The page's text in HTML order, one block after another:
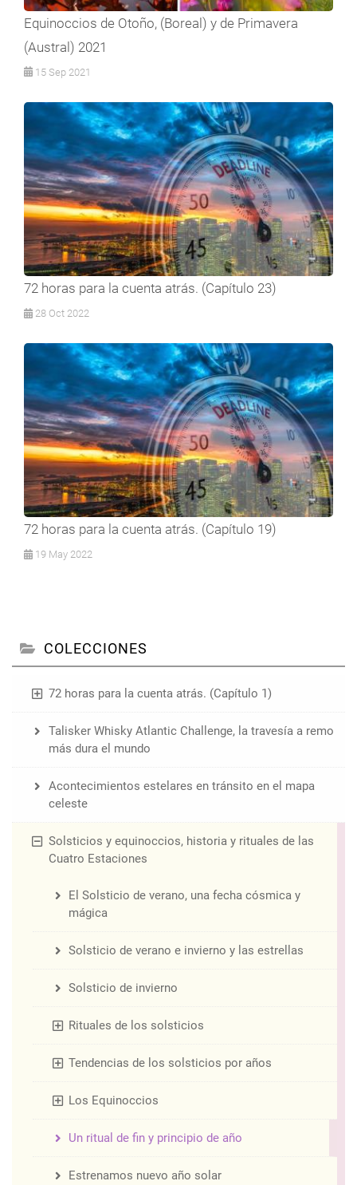
Equinoccios de Otoño, (Boreal) y de Primavera
(Austral) 2021
15 Sep 2021
72 horas para la cuenta atrás. (Capítulo 23)
28 Oct 2022
72 horas para la cuenta atrás. (Capítulo 19)
19 May 2022
COLECCIONES
72 horas para la cuenta atrás. (Capítulo 1)
Talisker Whisky Atlantic Challenge, la travesía a remo
más dura el mundo
Acontecimientos estelares en tránsito en el mapa
celeste
Solsticios y equinoccios, historia y rituales de las
Cuatro Estaciones
El Solsticio de verano, una fecha cósmica y
mágica
Solsticio de verano e invierno y las estrellas
Solsticio de invierno
Rituales de los solsticios
Tendencias de los solsticios por años
Los Equinoccios
Un ritual de fin y principio de año
Estrenamos nuevo año solar